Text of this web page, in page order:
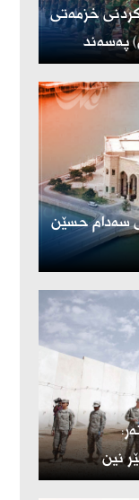
خزمەتی
پەسەند
1000 کۆشکی سەدام حسێن
نین